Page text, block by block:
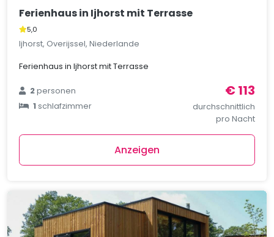
Ferienhaus in Ijhorst mit Terrasse
5,0
Ijhorst, Overijssel, Niederlande
Ferienhaus in Ijhorst mit Terrasse
2personen
1schlafzimmer
€ 113
durchschnittlich
pro Nacht
Anzeigen